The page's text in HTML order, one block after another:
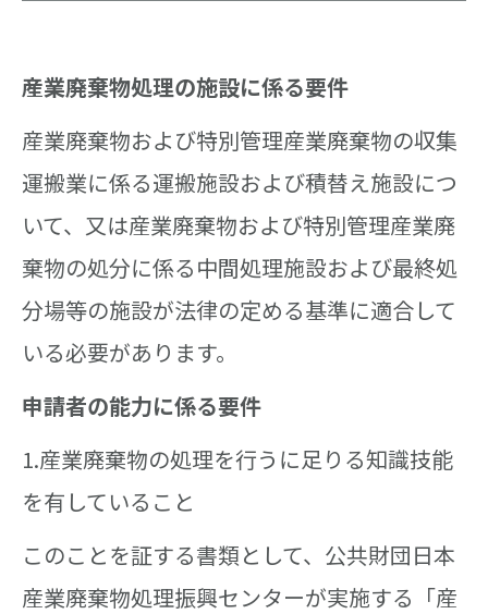
産業廃棄物処理の施設に係る要件
産業廃棄物および特別管理産業廃棄物の収集
運搬業に係る運搬施設および積替え施設につ
いて、又は産業廃棄物および特別管理産業廃
棄物の処分に係る中間処理施設および最終処
分場等の施設が法律の定める基準に適合して
いる必要があります。
申請者の能力に係る要件
1.産業廃棄物の処理を行うに足りる知識技能
を有していること
このことを証する書類として、公共財団日本
産業廃棄物処理振興センターが実施する「産